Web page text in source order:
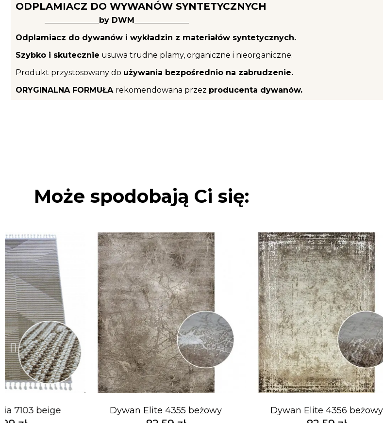
ODPLAMIACZ DO WYWANÓW SYNTETYCZNYCH
______________by DWM______________
Odplamiacz do dywanów i wykładzin z materiałów syntetycznych.
Szybko i skutecznie usuwa trudne plamy, organiczne i nieorganiczne.
Produkt przystosowany do używania bezpośrednio na zabrudzenie.
ORYGINALNA FORMUŁA rekomendowana przez producenta dywanów.
Może spodobają Ci się:
7103 beige Dywan Elite 4355 beżowy Dywan Elite 4356 beżowy